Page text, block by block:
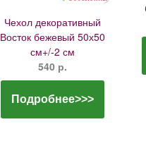
Чехол декоративный
Восток бежевый 50х50
см+/-2 см
540 р.
Подробнее>>>